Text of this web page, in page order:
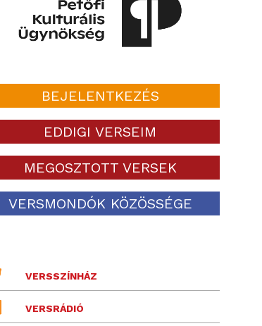
BEJELENTKEZÉS
EDDIGI VERSEIM
MEGOSZTOTT VERSEK
VERSMONDÓK KÖZÖSSÉGE
VERSSZÍNHÁZ
VERSRÁDIÓ